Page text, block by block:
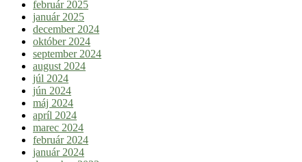
február 2025
január 2025
december 2024
október 2024
september 2024
august 2024
júl 2024
jún 2024
máj 2024
apríl 2024
marec 2024
február 2024
január 2024